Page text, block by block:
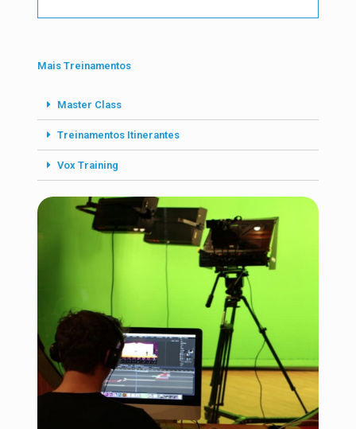
Mais Treinamentos
Master Class
Treinamentos Itinerantes
Vox Training